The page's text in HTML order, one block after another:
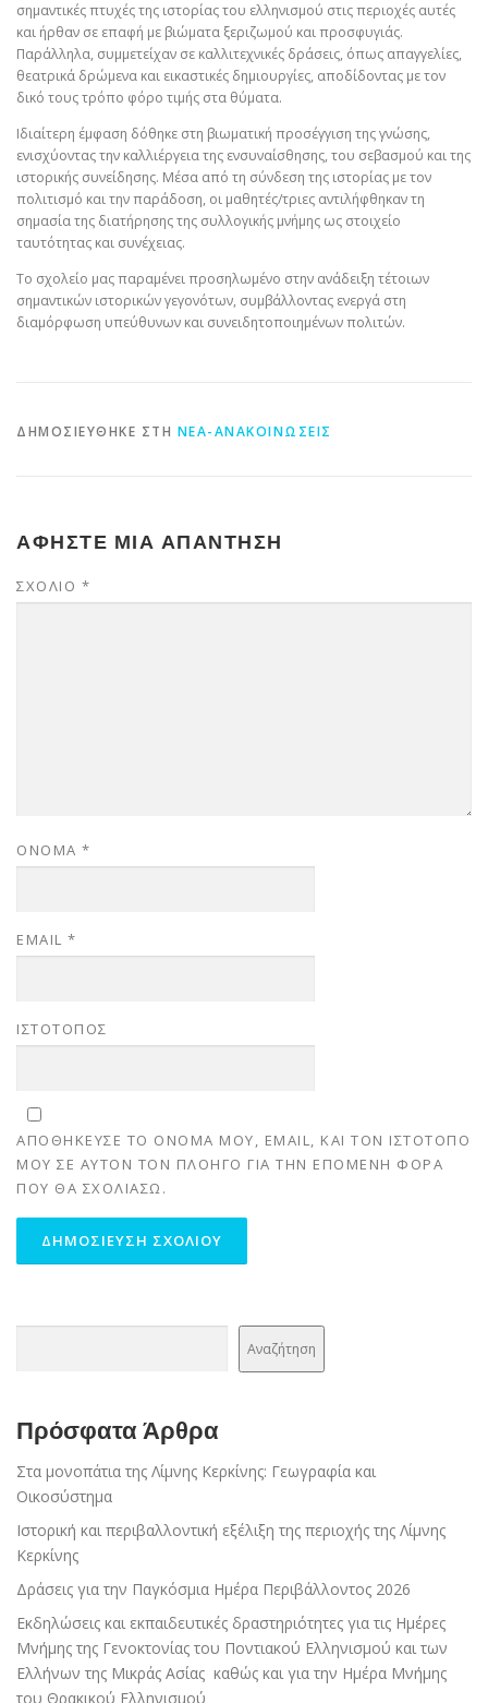
σημαντικές πτυχές της ιστορίας του ελληνισμού στις περιοχές αυτές
και ήρθαν σε επαφή με βιώματα ξεριζωμού και προσφυγιάς.
Παράλληλα, συμμετείχαν σε καλλιτεχνικές δράσεις, όπως απαγγελίες,
θεατρικά δρώμενα και εικαστικές δημιουργίες, αποδίδοντας με τον
δικό τους τρόπο φόρο τιμής στα θύματα.
Ιδιαίτερη έμφαση δόθηκε στη βιωματική προσέγγιση της γνώσης,
ενισχύοντας την καλλιέργεια της ενσυναίσθησης, του σεβασμού και της
ιστορικής συνείδησης. Μέσα από τη σύνδεση της ιστορίας με τον
πολιτισμό και την παράδοση, οι μαθητές/τριες αντιλήφθηκαν τη
σημασία της διατήρησης της συλλογικής μνήμης ως στοιχείο
ταυτότητας και συνέχειας.
Το σχολείο μας παραμένει προσηλωμένο στην ανάδειξη τέτοιων
σημαντικών ιστορικών γεγονότων, συμβάλλοντας ενεργά στη
διαμόρφωση υπεύθυνων και συνειδητοποιημένων πολιτών.
ΔΗΜΟΣΙΕΎΘΗΚΕ ΣΤΗ ΝΈΑ-ΑΝΑΚΟΙΝΏΣΕΙΣ
ΑΦΉΣΤΕ ΜΙΑ ΑΠΆΝΤΗΣΗ
ΣΧΌΛΙΟ *
ΌΝΟΜΑ *
EMAIL *
ΙΣΤΌΤΟΠΟΣ
ΑΠΟΘΉΚΕΥΣΕ ΤΟ ΌΝΟΜΆ ΜΟΥ, EMAIL, ΚΑΙ ΤΟΝ ΙΣΤΌΤΟΠΟ
ΜΟΥ ΣΕ ΑΥΤΌΝ ΤΟΝ ΠΛΟΗΓΌ ΓΙΑ ΤΗΝ ΕΠΌΜΕΝΗ ΦΟΡΆ
ΠΟΥ ΘΑ ΣΧΟΛΙΆΣΩ.
Αναζήτηση
Πρόσφατα Άρθρα
Στα μονοπάτια της Λίμνης Κερκίνης: Γεωγραφία και
Οικοσύστημα
Ιστορική και περιβαλλοντική εξέλιξη της περιοχής της Λίμνης
Κερκίνης
Δράσεις για την Παγκόσμια Ημέρα Περιβάλλοντος 2026
Εκδηλώσεις και εκπαιδευτικές δραστηριότητες για τις Ημέρες
Μνήμης της Γενοκτονίας του Ποντιακού Ελληνισμού και των
Ελλήνων της Μικράς Ασίας καθώς και για την Ημέρα Μνήμης
του Θρακικού Ελληνισμού